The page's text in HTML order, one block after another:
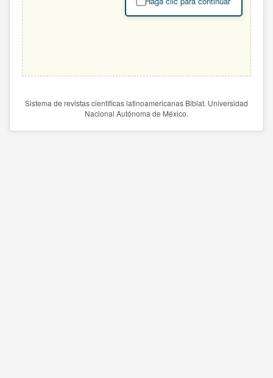
Sistema de revistas científicas latinoamericanas Biblat. Universidad
Nacional Autónoma de México.